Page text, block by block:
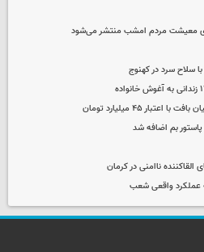
معیشت مردم امشب منتشر می‌شود
سلاح سرد در کهنوج
۴۵ میلیارد تومان
ناامنی در کرمان
عملکرد واقعی شعب